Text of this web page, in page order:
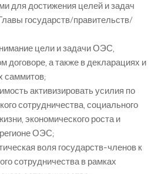
для достижения целей и задач
государств/правительств/
цели и задачи ОЭС,
договоре, а также в декларациях и
саммитов;
активизировать усилия по
сотрудничества, социального
экономического роста и
регионе ОЭС;
воля государств-членов к
сотрудничества в рамках